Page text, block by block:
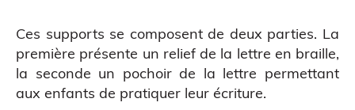
Ces supports se composent de deux parties. La
première présente un relief de la lettre en braille,
la seconde un pochoir de la lettre permettant
aux enfants de pratiquer leur écriture.